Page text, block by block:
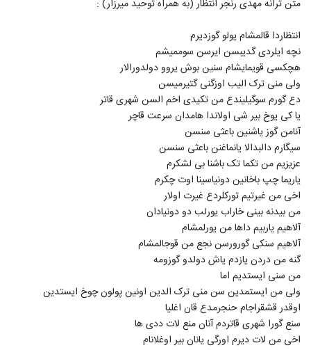
5836
۴۹۹ بازدید
5837
دانلود آهنگ دل دیوونه از آواج بند
۲۳۱ بازدید
5838
دانلود آهنگ تویی اون که می خوام از حسن نور
افشان
۲۲۴ بازدید
5839
Taha fotouhi Sarab
۲۶۹ بازدید
5840
رهام آهنگ گرفتار
۲۷۸ بازدید
5841
موزیک زیبای با هم دوستیم از فرشید ادهمی
5842
Shayan Mir Shayan Mir
۲۸۴ بازدید
متن ترانه مهدی رنجر انتظار (به همراه توحید میرزار) :
انتظاردا قالمشام یولو گوزدیرم
نچه ایلردی گدیبسن ایرسن سوممیشم
هچکسی قویمایشام سنین بوش یروو دولدورالار
ولی منی ترک الیب اوزگنی گتیرمیسن
دع گورم سوگیلیندع من تکیدی اخم السن شهری قاتر
یا کی یوخ بیر شی اولاندا هامدان سرعت قاچر
آنامن گوز یاشنین باعثی سنسن
سیگارم دالبدالا یانماغنن باعثی سنسن
عزیزیم من تکما تک باشنا بی لشکرم
یاریما چپ باخانین دونیاسینا اوت چکرم
اخی من غیرتیم تورکلردع غیرت اولار
من بیدنه بینی خاراب یورلب دو دونیادان
آلاهیم یاربیم داها من یورلمشام
آلاهیم سنکی گورورسن نجع من قوجالمشام
گنه من دردن یازدم یاش دولدو گوزومه
من سنی ایستدیم اما
ولی من ایستمدین سن منی ترک الدین اونین پولون چوخ ایستدین
اوقدر قشقراجام حنجرمدع قان اغلیا
سنع گورا شهری قاتردم آنان منع لات ددی ها
اخی من لات دیرم اورگی یانان بیر اوغلانام